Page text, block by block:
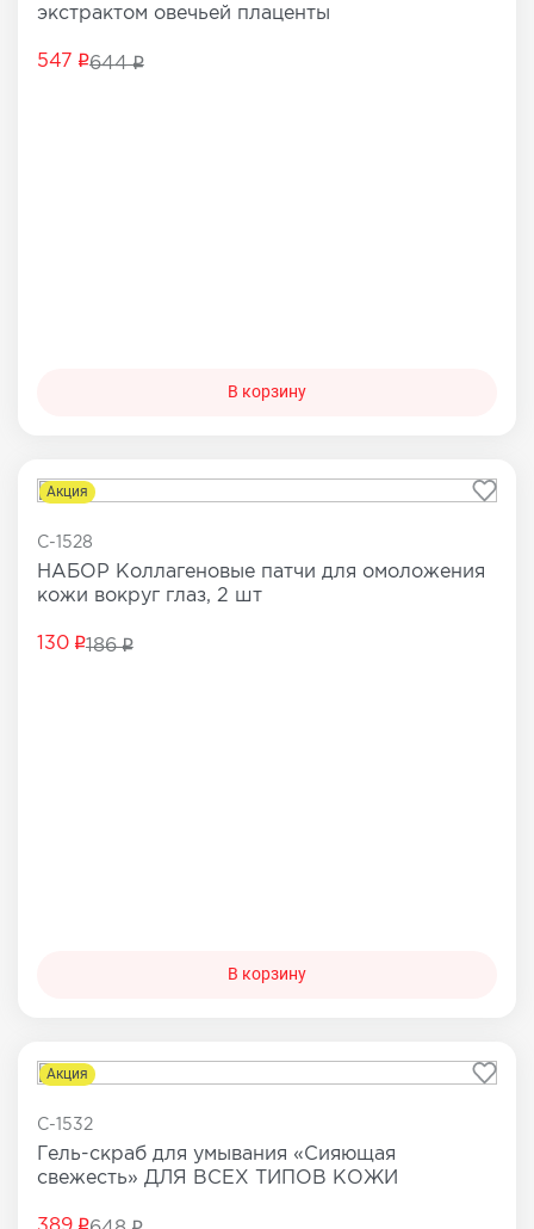
экстрактом овечьей плаценты
547 644
В корзину
Акция
C-1528
НАБОР Коллагеновые патчи для омоложения
кожи вокруг глаз, 2 шт
130 186
В корзину
Акция
C-1532
Гель-скраб для умывания «Сияющая
свежесть» ДЛЯ ВСЕХ ТИПОВ КОЖИ